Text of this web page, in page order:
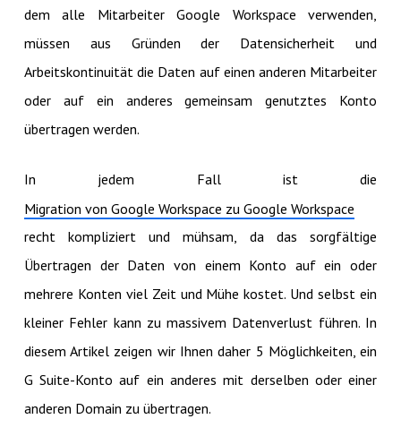
dem alle Mitarbeiter Google Workspace verwenden,
müssen aus Gründen der Datensicherheit und
Arbeitskontinuität die Daten auf einen anderen Mitarbeiter
oder auf ein anderes gemeinsam genutztes Konto
übertragen werden.
In jedem Fall ist die
Migration von Google Workspace zu Google Workspace
recht kompliziert und mühsam, da das sorgfältige
Übertragen der Daten von einem Konto auf ein oder
mehrere Konten viel Zeit und Mühe kostet. Und selbst ein
kleiner Fehler kann zu massivem Datenverlust führen. In
diesem Artikel zeigen wir Ihnen daher 5 Möglichkeiten, ein
G Suite-Konto auf ein anderes mit derselben oder einer
anderen Domain zu übertragen.